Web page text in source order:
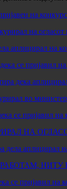
на
на огласот
аплицирал на
се пријавил
дека
во
се пријавил на
НА
дела аплицирал
се пријавил на